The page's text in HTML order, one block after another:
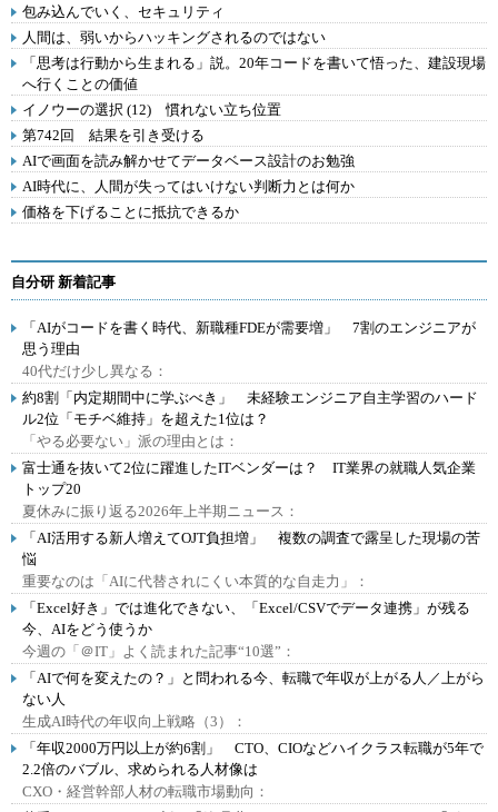
包み込んでいく、セキュリティ
人間は、弱いからハッキングされるのではない
「思考は行動から生まれる」説。20年コードを書いて悟った、建設現場
へ行くことの価値
イノウーの選択 (12) 慣れない立ち位置
第742回 結果を引き受ける
AIで画面を読み解かせてデータベース設計のお勉強
AI時代に、人間が失ってはいけない判断力とは何か
価格を下げることに抵抗できるか
自分研 新着記事
「AIがコードを書く時代、新職種FDEが需要増」 7割のエンジニアが
思う理由
40代だけ少し異なる：
約8割「内定期間中に学ぶべき」 未経験エンジニア自主学習のハード
ル2位「モチベ維持」を超えた1位は？
「やる必要ない」派の理由とは：
富士通を抜いて2位に躍進したITベンダーは？ IT業界の就職人気企業
トップ20
夏休みに振り返る2026年上半期ニュース：
「AI活用する新人増えてOJT負担増」 複数の調査で露呈した現場の苦
悩
重要なのは「AIに代替されにくい本質的な自走力」：
「Excel好き」では進化できない、「Excel/CSVでデータ連携」が残る
今、AIをどう使うか
今週の「＠IT」よく読まれた記事“10選”：
「AIで何を変えたの？」と問われる今、転職で年収が上がる人／上がら
ない人
生成AI時代の年収向上戦略（3）：
「年収2000万円以上が約6割」 CTO、CIOなどハイクラス転職が5年で
2.2倍のバブル、求められる人材像は
CXO・経営幹部人材の転職市場動向：